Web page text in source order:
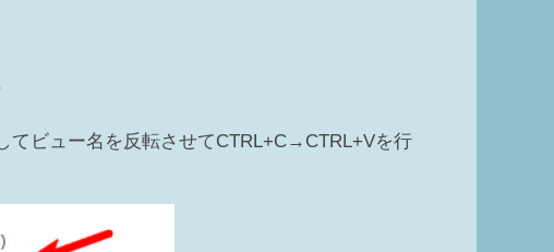
ビュー名を反転させてCTRL+C→CTRL+Vを行